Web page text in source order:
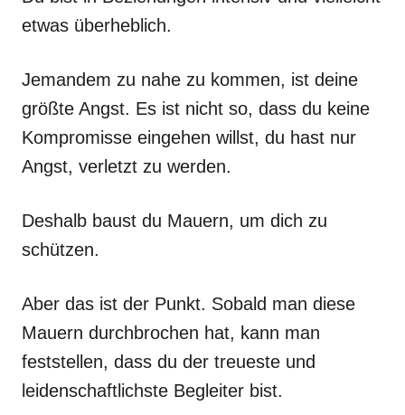
etwas überheblich.
Jemandem zu nahe zu kommen, ist deine
größte Angst. Es ist nicht so, dass du keine
Kompromisse eingehen willst, du hast nur
Angst, verletzt zu werden.
Deshalb baust du Mauern, um dich zu
schützen.
Aber das ist der Punkt. Sobald man diese
Mauern durchbrochen hat, kann man
feststellen, dass du der treueste und
leidenschaftlichste Begleiter bist.